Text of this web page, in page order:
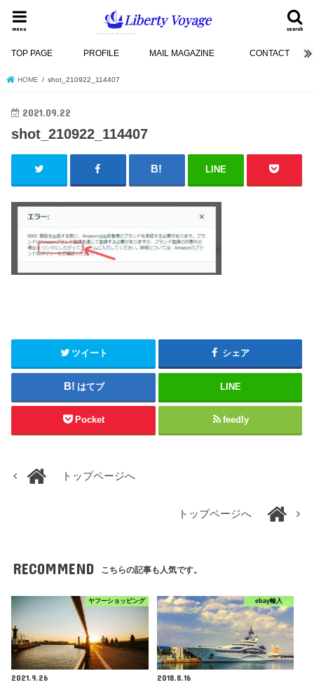
search
menu
TOP PAGE PROFILE MAIL MAGAZINE CONTACT
HOME shot_210922_114407
2021.09.22
shot_210922_114407
LINE
ツイート シェア
はてブ LINE
Pocket feedly
トップページへ
トップページへ
RECOMMEND こちらの記事も人気です。
ヤフーショッピング
2021.9.26
ebay輸入
2018.8.16